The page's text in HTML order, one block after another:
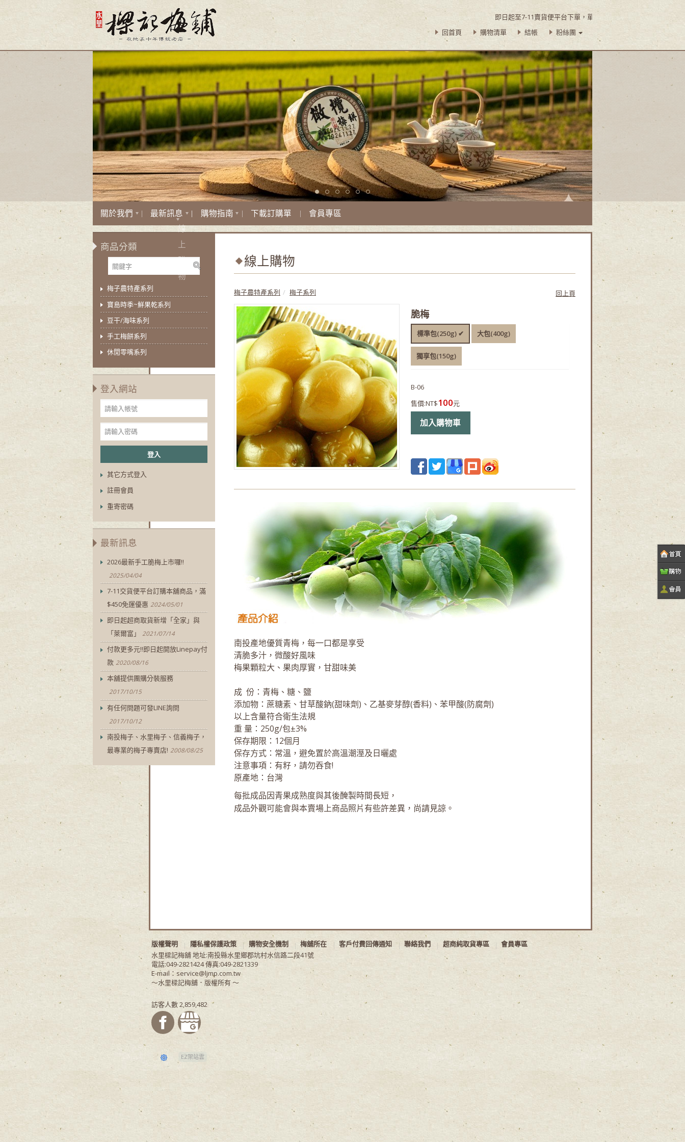
即日起至7-11賣貨便平台下單，單筆訂購滿$450即可享超商取貨免運
回首頁
購物清單 結帳 粉絲團
關於我們
最新訊息
線
上
購
物
購物指南 下載訂購單 會員專區
線上購物
梅子農特產系列 梅子系列 回上頁
脆梅
標準包(250g) ✔ 大包(400g)
獨享包(150g)
B-06
售價:NT$100元
南投產地優質青梅，每一口都是享受
清脆多汁，微酸好風味
梅果顆粒大、果肉厚實，甘甜味美
成 份：青梅、糖、鹽
添加物：蔗糖素、甘草酸鈉(甜味劑)、乙基麥芽醇(香料)、苯甲酸(防腐劑)
以上含量符合衛生法規
重 量：250g/包±3%
保存期限：12個月
保存方式：常溫，避免置於高溫潮溼及日曬處
注意事項：有籽，請勿吞食!
原產地：台灣
每批成品因青果成熟度與其後醃製時間長短，
成品外觀可能會與本賣場上商品照片有些許差異，尚請見諒。
商品分類
梅子農特產系列
寶島時季~鮮果乾系列
豆干/海味系列
手工梅餅系列
休閒零嘴系列
登入網站
其它方式登入
註冊會員
重寄密碼
最新訊息
2026最新手工脆梅上市囉!!
2025/04/04
7-11交貨便平台訂購本舖商品，滿
$450免運優惠 2024/05/01
即日起超商取貨新增「全家」與
「萊爾富」
2021/07/14
付款更多元!!即日起開放Linepay付
款 2020/08/16
本舖提供團購分裝服務
2017/10/15
有任何問題可發LINE詢問
2017/10/12
南投梅子、水里梅子、信義梅子，
最專業的梅子專賣店! 2008/08/25
版權聲明 隱私權保護政策 購物安全機制 梅舖所在 客戶付費回傳通知 聯絡我們 超商純取貨專區
會員專區
水里樑記梅舖 地址:南投縣水里鄉郡坑村水信路二段41號
電話:049-2821424 傳真:049-2821339
E-mail：service@ljmp.com.tw
～水里樑記梅舖．版權所有 ～
訪客人數 2,859,482
EZ架站雲